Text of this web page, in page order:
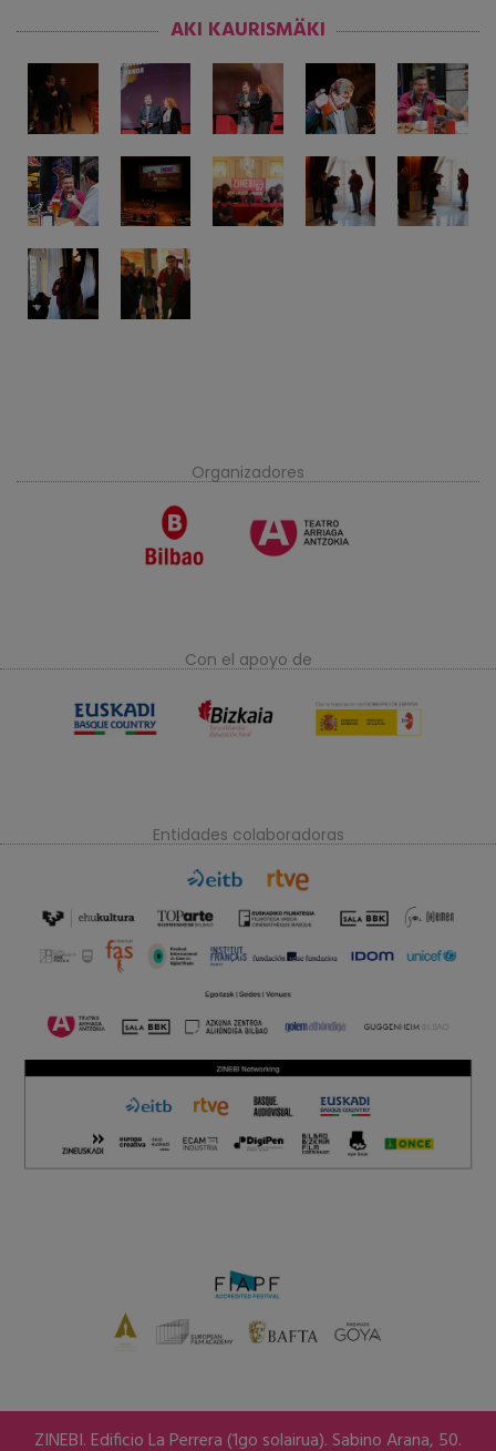
AKI KAURISMÄKI
Organizadores
Con el apoyo de
Entidades colaboradoras
ZINEBI. Edificio La Perrera (1go solairua). Sabino Arana, 50.